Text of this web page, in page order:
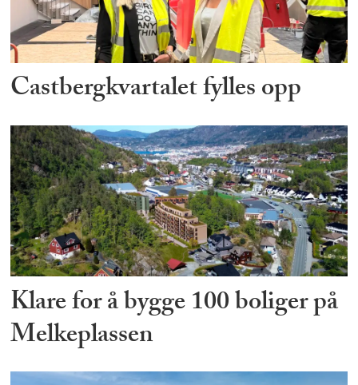
Castbergkvartalet fylles opp
Klare for å bygge 100 boliger på
Melkeplassen